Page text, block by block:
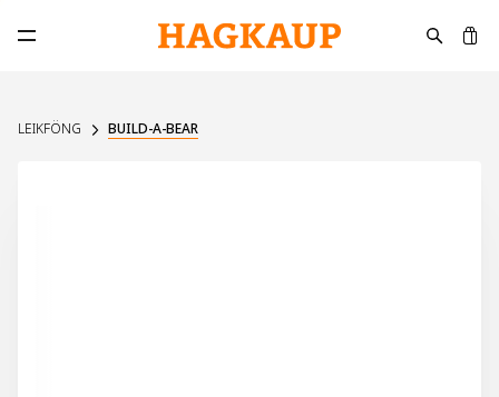
Opna aðalvalmynd
LEIKFÖNG BUILD-A-BEAR